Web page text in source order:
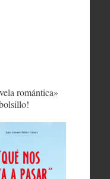
romántica»